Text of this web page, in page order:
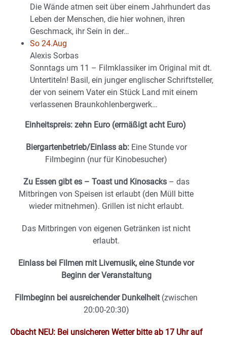
Die Wände atmen seit über einem Jahrhundert das
Leben der Menschen, die hier wohnen, ihren
Geschmack, ihr Sein in der…
So 24.Aug
Alexis Sorbas
Sonntags um 11 – Filmklassiker im Original mit dt.
Untertiteln! Basil, ein junger englischer Schriftsteller,
der von seinem Vater ein Stück Land mit einem
verlassenen Braunkohlenbergwerk…
Einheitspreis: zehn Euro (ermäßigt acht Euro)
Biergartenbetrieb/Einlass ab:Eine Stunde vor
Filmbeginn (nur für Kinobesucher)
Zu Essen gibt es – Toast und Kinosacks– das
Mitbringen von Speisen ist erlaubt (den Müll bitte
wieder mitnehmen). Grillen ist nicht erlaubt.
Das Mitbringen von eigenen Getränken ist nicht
erlaubt.
Einlass bei Filmen mit Livemusik, eine Stunde vor
Beginn der Veranstaltung
Filmbeginn bei ausreichender Dunkelheit(zwischen
20:00-20:30)
Obacht NEU: Bei unsicheren Wetter bitte ab 17 Uhr auf